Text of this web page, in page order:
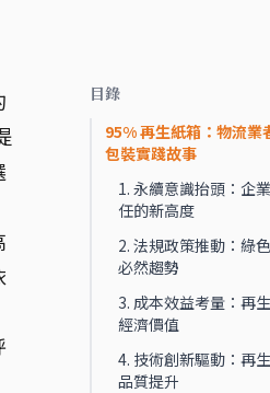
目錄
95% 再生紙箱：物流業
包裝實踐故事
1. 永續意識抬頭：企
任的新高度
2. 法規政策推動：綠
必然趨勢
3. 成本效益考量：再
經濟價值
4. 技術創新驅動：再
品質提升